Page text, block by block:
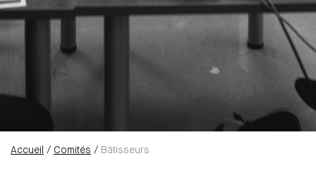
Accueil / Comités / Bâtisseurs